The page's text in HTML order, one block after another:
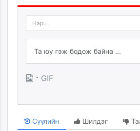
mglradio.com
fact.mn
itoim.mn
tumen.mn
shuum.mn
times.mn
tvmongolia.mn
toim.mn
· GIF
Сүүлийн Шилдэг